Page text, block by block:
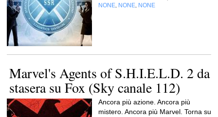
NONE NONE NONE
Marvel's Agents of S.H.I.E.L.D. 2 da
stasera su Fox (Sky canale 112)
Ancora più azione. Ancora più
mistero. Ancora più Marvel. Torna su